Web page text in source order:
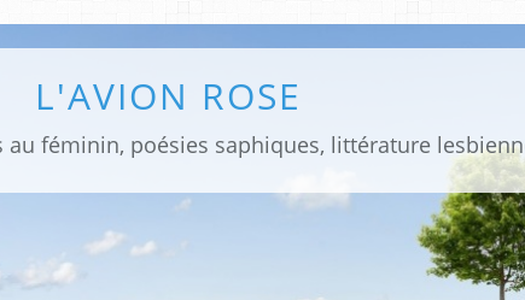
L'AVION ROSE
au féminin, poésies saphiques, littérature